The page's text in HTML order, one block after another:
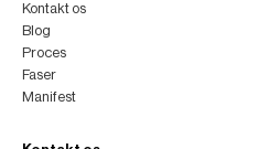
Kontakt os
Blog
Proces
Faser
Manifest